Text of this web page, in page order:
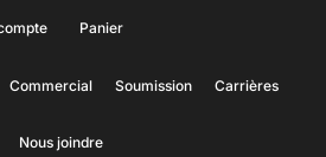
Panier
Commercial Soumission Carrières
Nous joindre